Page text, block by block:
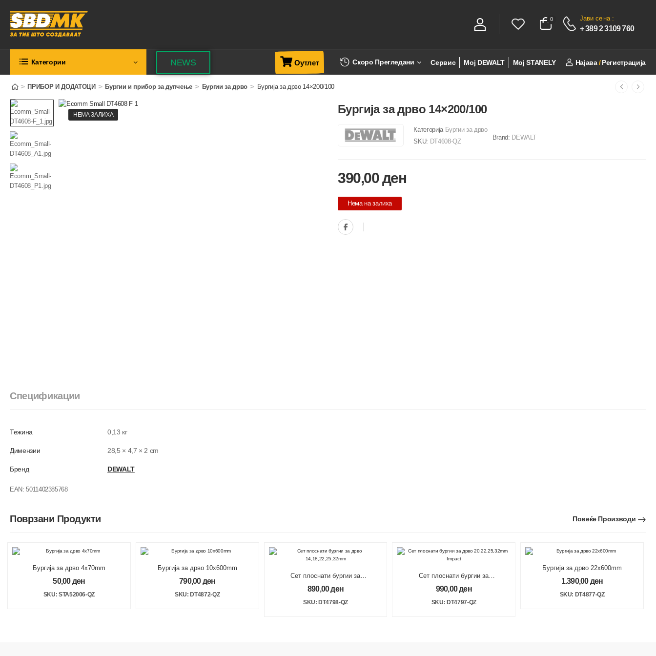
0 0 Јави се на :
+ 389 2 3109 760
Категории NEWS Оутлет Скоро Прегледани Сервис Мој DEWALT Мој STANELY Најава / Регистрација
> ПРИБОР И ДОДАТОЦИ > Бургии и прибор за дупчење > Бургии за дрво > Бургија за дрво 14×200/100
НЕМА ЗАЛИХА Бургија за дрво 14×200/100
Категорија Бургии за дрво
SKU: DT4608-QZ
Brand: DEWALT
390,00ден
Нема на залиха
Спецификации
Тежина 0,13 кг
Димензии 28,5 × 4,7 × 2 cm
Бренд DEWALT
EAN:5011402385768
Поврзани Продукти Повеќе Производи
Бургија за дрво 4x70mm
50,00ден
SKU: STA52006-QZ
Бургија за дрво 10x600mm
790,00ден
SKU: DT4872-QZ
Сет плоснати бургии за
дрво 14,18,22,25,32mm
890,00ден
SKU: DT4798-QZ
Сет плоснати бургии за
дрво 20,22,25,32mm Impact
990,00ден
SKU: DT4797-QZ
Бургија за дрво 22x600mm
1.390,00ден
SKU: DT4877-QZ